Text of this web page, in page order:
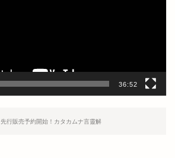
36:52
先行販売予約開始！カタカムナ言靈解